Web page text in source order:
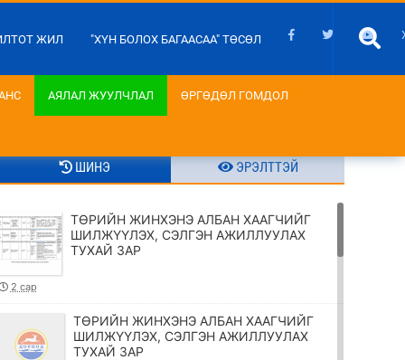
ЖИЛ "ХҮН БОЛОХ БАГААСАА" ТӨСӨЛ
АЯЛАЛ ЖУУЛЧЛАЛ ӨРГӨДӨЛ ГОМДОЛ
ШИНЭ ЭРЭЛТТЭЙ
ТӨРИЙН ЖИНХЭНЭ АЛБАН ХААГЧИЙГ
ШИЛЖҮҮЛЭХ, СЭЛГЭН АЖИЛЛУУЛАХ
ТУХАЙ ЗАР
2 сар
ТӨРИЙН ЖИНХЭНЭ АЛБАН ХААГЧИЙГ
ШИЛЖҮҮЛЭХ, СЭЛГЭН АЖИЛЛУУЛАХ
ТУХАЙ ЗАР